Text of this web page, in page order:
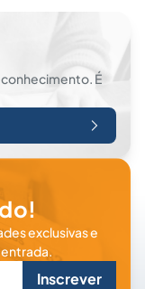
É
exclusivas e
Inscrever